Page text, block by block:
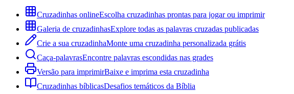
Cruzadinhas onlineEscolha cruzadinhas prontas para jogar ou imprimir
Galeria de cruzadinhasExplore todas as palavras cruzadas publicadas
Crie a sua cruzadinhaMonte uma cruzadinha personalizada grátis
Caça-palavrasEncontre palavras escondidas nas grades
Versão para imprimirBaixe e imprima esta cruzadinha
Cruzadinhas bíblicasDesafios temáticos da Bíblia